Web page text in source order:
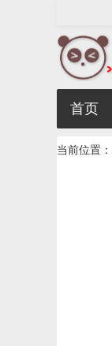
首页
当前位置：